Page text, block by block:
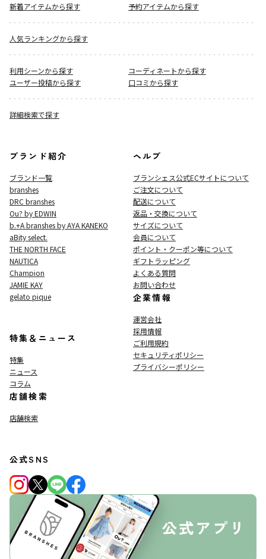
新着アイテムから探す
予約アイテムから探す
人気ランキングから探す
利用シーンから探す
コーディネートから探す
ユーザー投稿から探す
口コミから探す
詳細検索で探す
ブランド紹介
ブランド一覧
branshes
DRC branshes
Ou? by EDWIN
b.+A branshes by AYA KANEKO
aBity select.
THE NORTH FACE
NAUTICA
Champion
JAMIE KAY
gelato pique
特集＆ニュース
特集
ニュース
コラム
店舗検索
店舗検索
ヘルプ
ブランシェス公式ECサイトについて
ご注文について
配送について
返品・交換について
サイズについて
会員について
ポイント・クーポン等について
ギフトラッピング
よくある質問
お問い合わせ
企業情報
運営会社
採用情報
ご利用規約
セキュリティポリシー
プライバシーポリシー
公式SNS